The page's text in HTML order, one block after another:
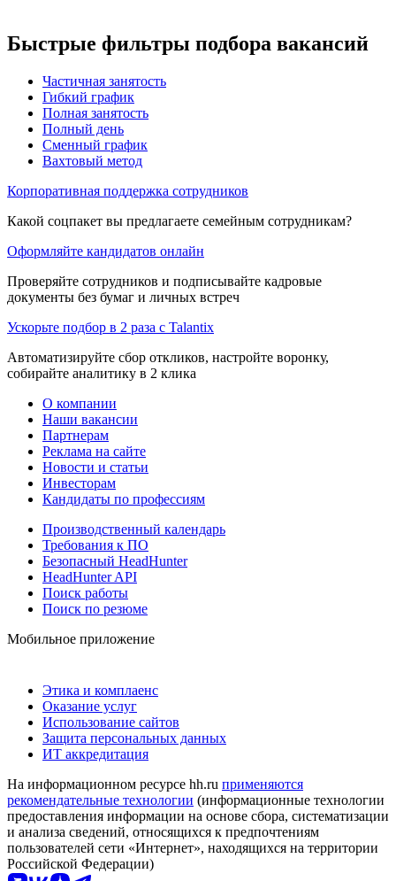
Быстрые фильтры подбора вакансий
Частичная занятость
Гибкий график
Полная занятость
Полный день
Сменный график
Вахтовый метод
Корпоративная поддержка сотрудников
Какой соцпакет вы предлагаете семейным сотрудникам?
Оформляйте кандидатов онлайн
Проверяйте сотрудников и подписывайте кадровые
документы без бумаг и личных встреч
Ускорьте подбор в 2 раза с Talantix
Автоматизируйте сбор откликов, настройте воронку,
собирайте аналитику в 2 клика
О компании
Наши вакансии
Партнерам
Реклама на сайте
Новости и статьи
Инвесторам
Кандидаты по профессиям
Производственный календарь
Требования к ПО
Безопасный HeadHunter
HeadHunter API
Поиск работы
Поиск по резюме
Мобильное приложение
Этика и комплаенс
Оказание услуг
Использование сайтов
Защита персональных данных
ИТ аккредитация
На информационном ресурсе hh.ru применяются
рекомендательные технологии (информационные технологии
предоставления информации на основе сбора, систематизации
и анализа сведений, относящихся к предпочтениям
пользователей сети «Интернет», находящихся на территории
Российской Федерации)